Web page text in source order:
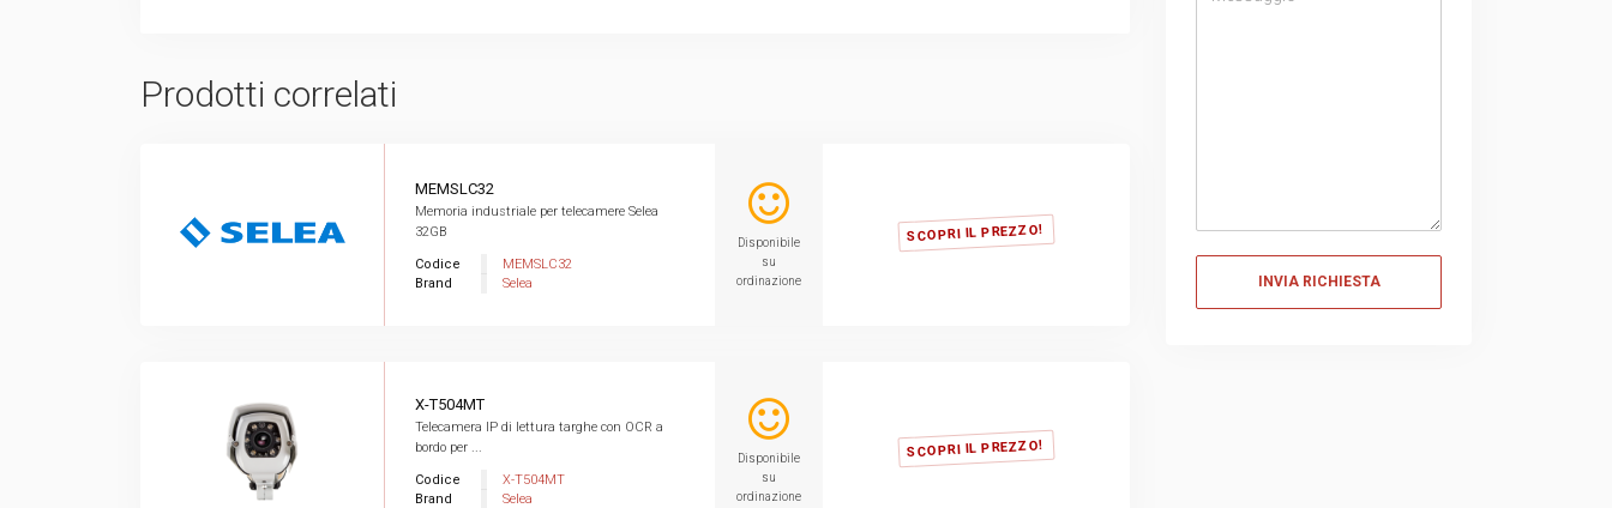
Prodotti correlati
SCOPRI IL PREZZO!
MEMSLC32
Memoria industriale per telecamere Selea
32GB
Codice
MEMSLC32
Brand
Selea
Disponibile
su
ordinazione
SCOPRI IL PREZZO!
X-T504MT
Telecamera IP di lettura targhe con OCR a
bordo per ...
Codice
X-T504MT
Brand
Selea
Disponibile
su
ordinazione